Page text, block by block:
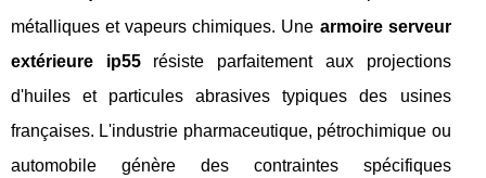
métalliques et vapeurs chimiques. Une armoire serveur
extérieure ip55résiste parfaitement aux projections
d'huiles et particules abrasives typiques des usines
françaises. L'industrie pharmaceutique, pétrochimique ou
automobile génère des contraintes spécifiques